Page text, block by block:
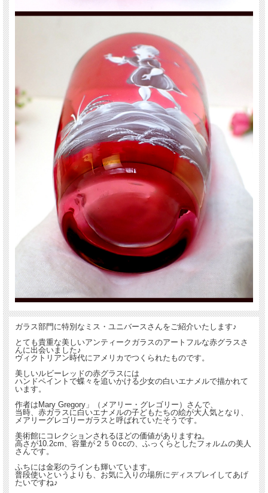
ガラス部門に特別なミス・ユニバースさんをご紹介いたします♪
とても貴重な美しいアンティークガラスのアートフルな赤グラスさ
んに出会いました♪
ヴィクトリアン時代にアメリカでつくられたものです。
美しいルビーレッドの赤グラスには
ハンドペイントで蝶々を追いかける少女の白いエナメルで描かれて
います。
作者はMary Gregory」（メアリー・グレゴリー）さんで、
当時、赤ガラスに白いエナメルの子どもたちの絵が大人気となり、
メアリーグレゴリーガラスと呼ばれていたそうです。
美術館にコレクションされるほどの価値がありますね。
高さが10.2cm、容量が２５０ccの、ふっくらとしたフォルムの美人
さんです。
ふちには金彩のラインも輝いています。
普段使いというよりも、お気に入りの場所にディスプレイしてあげ
たいですね♪